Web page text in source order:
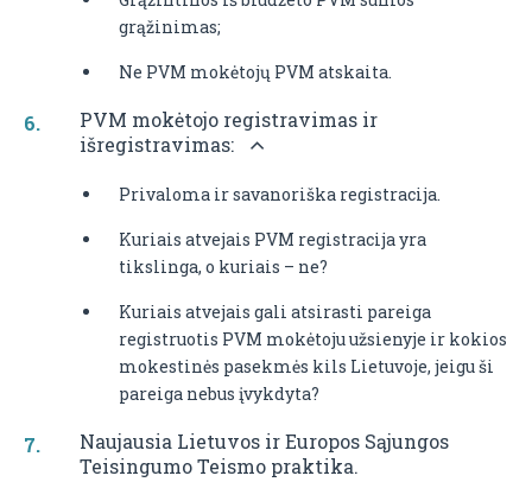
grąžinimas;
Ne PVM mokėtojų PVM atskaita.
PVM mokėtojo registravimas ir
išregistravimas:
Privaloma ir savanoriška registracija.
Kuriais atvejais PVM registracija yra
tikslinga, o kuriais – ne?
Kuriais atvejais gali atsirasti pareiga
registruotis PVM mokėtoju užsienyje ir kokios
mokestinės pasekmės kils Lietuvoje, jeigu ši
pareiga nebus įvykdyta?
Naujausia Lietuvos ir Europos Sąjungos
Teisingumo Teismo praktika.